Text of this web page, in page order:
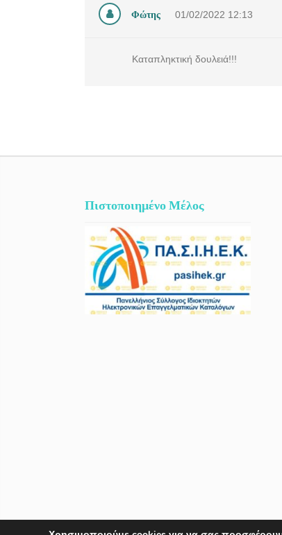
Φώτης 01/02/2022 12:13
Καταπληκτική δουλειά!!!
Πιστοποιημένο Μέλος